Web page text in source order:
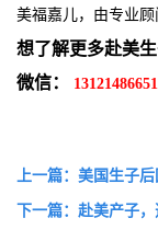
美福嘉儿，由专业顾
想了解更多赴美
微信：
13121486651
上一篇：美国生子
下一篇：赴美产子